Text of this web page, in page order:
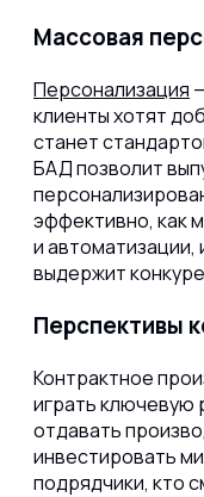
Массовая
Персонализация
клиенты хотят
станет
БАД позволит
эффективно, как
и автоматизации,
выдержит
Перспективы
Контрактное
играть ключевую
отдавать
инвестировать
подрядчики, кто